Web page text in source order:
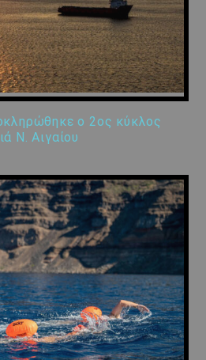
ο 2ος κύκλος
Ν. Αιγαίου